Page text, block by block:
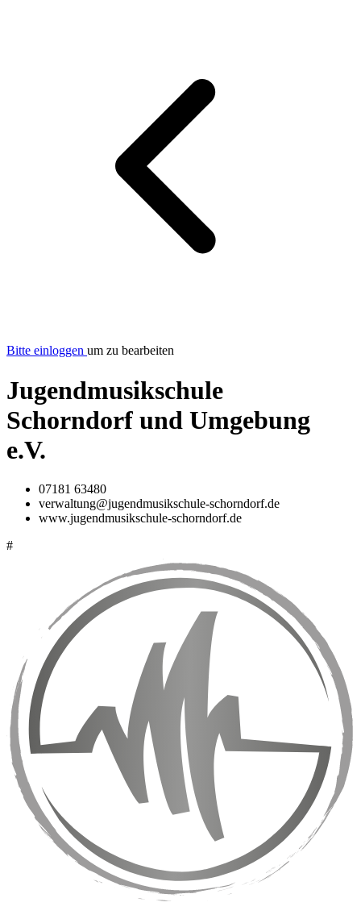
Bitte einloggen um zu bearbeiten
Jugendmusikschule
Schorndorf und Umgebung
e.V.
07181 63480
verwaltung@jugendmusikschule-schorndorf.de
www.jugendmusikschule-schorndorf.de
#